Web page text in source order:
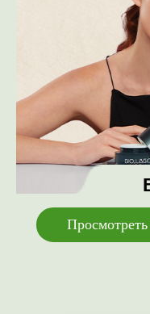
Просмотреть